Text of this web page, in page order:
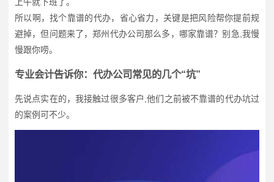
所以啊，找个靠谱的代办，省心省力，关键是把风险帮你提前规
避掉，但问题来了，郑州代办公司那么多，哪家靠谱？别急,我慢
慢跟你唠。
专业会计告诉你：代办公司常见的几个“坑”
先说点实在的，我接触过很多客户,他们之前被不靠谱的代办坑过
的案例可不少。